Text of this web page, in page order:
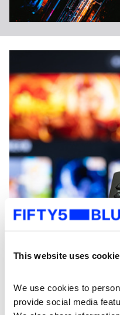
This website uses
We use cookies to
provide social media